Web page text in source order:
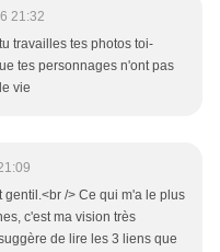
21:32
travailles tes photos toi-
tes personnages n'ont pas
vie
gentil.<br /> Ce qui m'a le plus
c'est ma vision très
de lire les 3 liens que